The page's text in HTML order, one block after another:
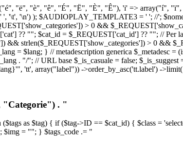
"ë", "è", "ê", "É", "Ë", "È", "Ê"), 'i' => array("í",
'\t', '\n') ); $AUDIOPLAY_TEMPLATE3 = ' '; //';
> 0 &&
?? ""; $cat_id = $_REQUEST['cat_id'] ?? ""; // Per
&& strlen($_REQUEST['show_categories']) > 0 &&
= $lang; } // metadescription generica $_metadesc
. "/"; // URL base $_is_casuale = false;
'tt', array("label")) ->order_by_asc('tt.label') -
"Categorie") . "
as $tag) { if ($tag->ID == $cat_id) { $class =
= ""; } $tags_code .= "